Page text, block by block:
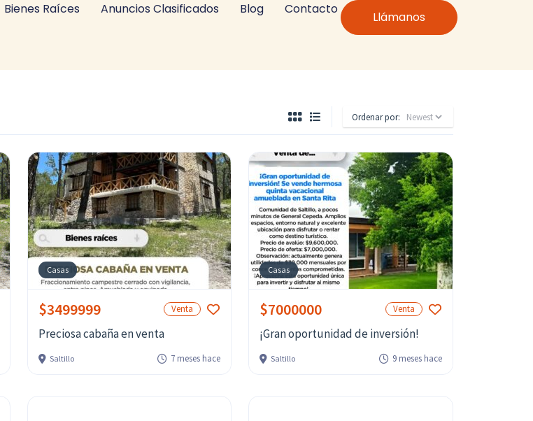
Bienes Raíces Anuncios Clasificados Blog Contacto
Llámanos
Ordenar por:
Casas
$3499999 Venta
Preciosa cabaña en venta
Saltillo 7 meses hace
Casas
$7000000 Venta
¡Gran oportunidad de inversión!
Saltillo 9 meses hace